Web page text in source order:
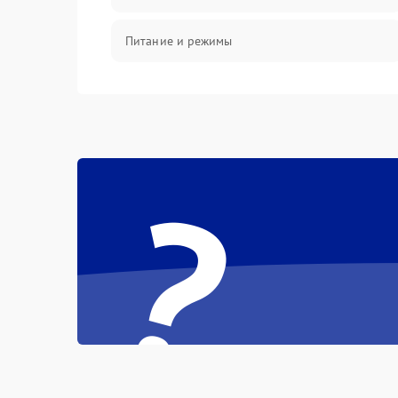
Питание и режимы
Механика
?